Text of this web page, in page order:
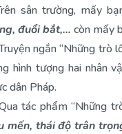
sân trường, mấy
đuổi bắt,… còn mấy
ngắn “Những trò
hình tượng hai nhân
dân Pháp.
tác phẩm “Những
mến, thái độ trân